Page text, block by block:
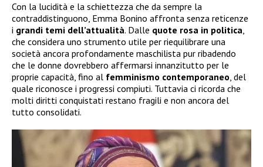
Con la lucidità e la schiettezza che da sempre la
contraddistinguono, Emma Bonino affronta senza reticenze
i grandi temi dell’attualità. Dalle quote rosa in politica,
che considera uno strumento utile per riequilibrare una
società ancora profondamente maschilista pur ribadendo
che le donne dovrebbero affermarsi innanzitutto per le
proprie capacità, fino al femminismo contemporaneo, del
quale riconosce i progressi compiuti. Tuttavia ci ricorda che
molti diritti conquistati restano fragili e non ancora del
tutto consolidati.